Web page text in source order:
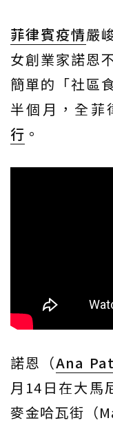
菲律賓疫情嚴
女創業家諾恩
簡單的「社區
半個月，全菲
行 。
諾恩（Ana
月14日在大馬
麥金哈瓦街（